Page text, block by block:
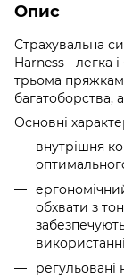
Опис
Страхувальна
Harness - легка
трьома
багатоборства,
Основні
внутрішня
обхвати з